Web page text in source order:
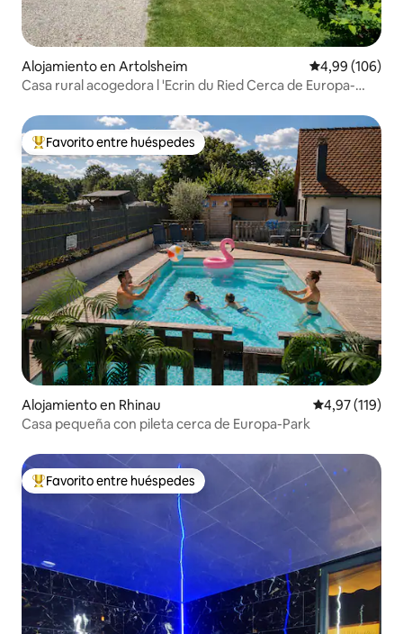
Alojamiento en Artolsheim Calificación
4,99 (106)
Casa rural acogedora l 'Ecrin du Ried Cerca de Europa-
Favorito entre los huéspedes más destacados
Favorito entre huéspedes
Alojamiento en Rhinau Calificación
4,97 (119)
Casa pequeña con pileta cerca de Europa-Park
Favorito entre los huéspedes más destacados
Favorito entre huéspedes